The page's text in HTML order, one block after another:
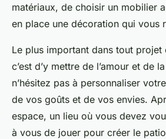
matériaux, de choisir un mobilier
en place une décoration qui vous
Le plus important dans tout projet
c’est d’y mettre de l’amour et de
n’hésitez pas à personnaliser
de vos goûts et de vos envies.
espace, un lieu où vous devez
à vous de jouer pour créer le